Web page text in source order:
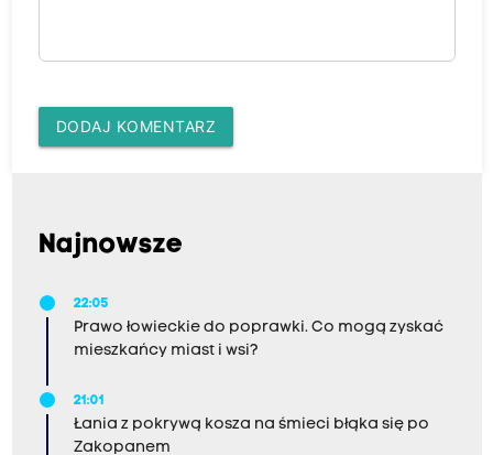
DODAJ KOMENTARZ
Najnowsze
22:05
Prawo łowieckie do poprawki. Co mogą zyskać
mieszkańcy miast i wsi?
21:01
Łania z pokrywą kosza na śmieci błąka się po
Zakopanem